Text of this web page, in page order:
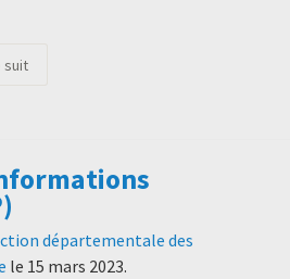
suit
départementale des
le 15 mars 2023.